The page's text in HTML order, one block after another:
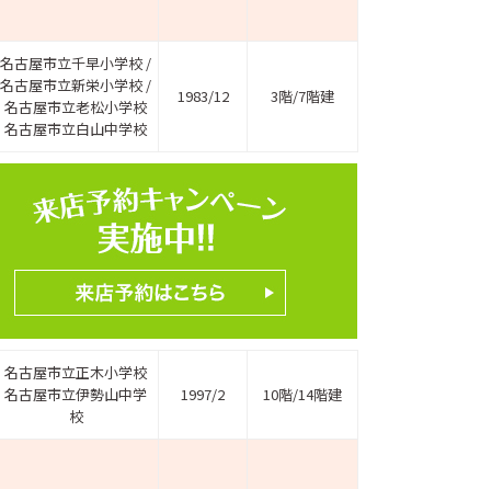
名古屋市立千早小学校 /
名古屋市立新栄小学校 /
名古屋市立老松小学校
名古屋市立白山中学校
1983/12 3階/7階建
名古屋市立正木小学校
名古屋市立伊勢山中学
校
1997/2 10階/14階建